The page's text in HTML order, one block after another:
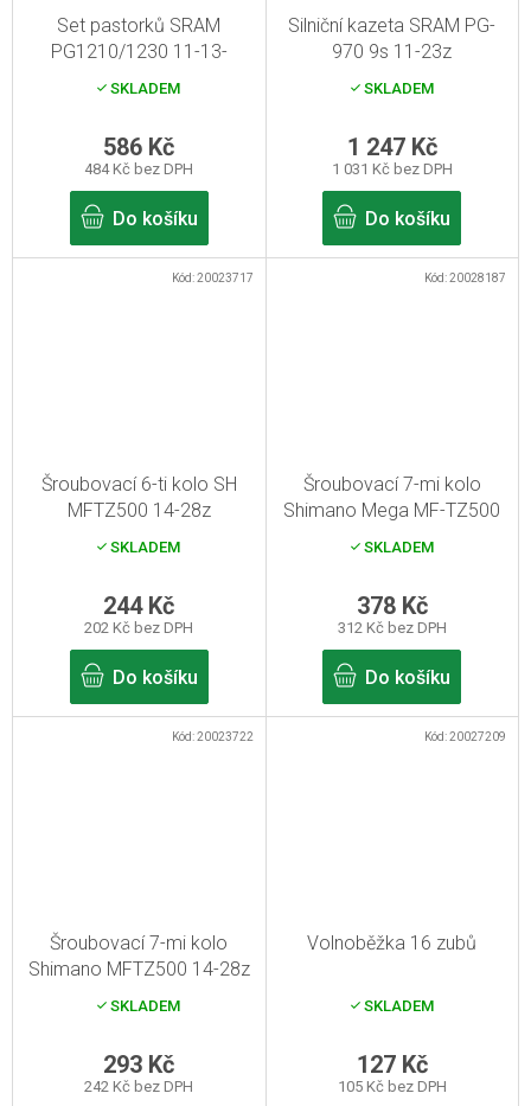
Set pastorků SRAM
PG1210/1230 11-13-
15z+matice
SKLADEM
484 Kč bez DPH
586 Kč
Do košíku
Silniční kazeta SRAM PG-
970 9s 11-23z
SKLADEM
1 031 Kč bez DPH
1 247 Kč
Do košíku
Šroubovací 6-ti kolo SH
MFTZ500 14-28z
SKLADEM
202 Kč bez DPH
244 Kč
Do košíku
Kód:20023717
Šroubovací 7-mi kolo
Shimano Mega MF-TZ500
14-34z
SKLADEM
312 Kč bez DPH
378 Kč
Do košíku
Kód:20028187
Šroubovací 7-mi kolo
Shimano MFTZ500 14-28z
SKLADEM
242 Kč bez DPH
293 Kč
Kód:20023722
Volnoběžka 16 zubů
SKLADEM
105 Kč bez DPH
127 Kč
Kód:20027209